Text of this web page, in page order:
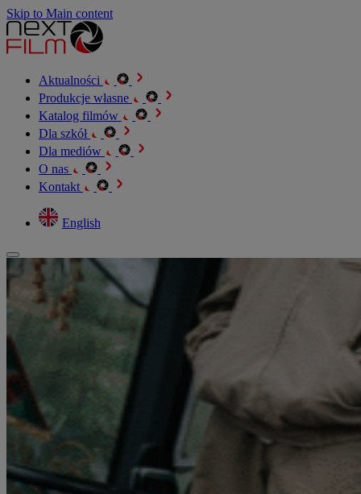
Skip to Main content
Aktualności
Produkcje własne
Katalog filmów
Dla szkół
Dla mediów
O nas
Kontakt
English